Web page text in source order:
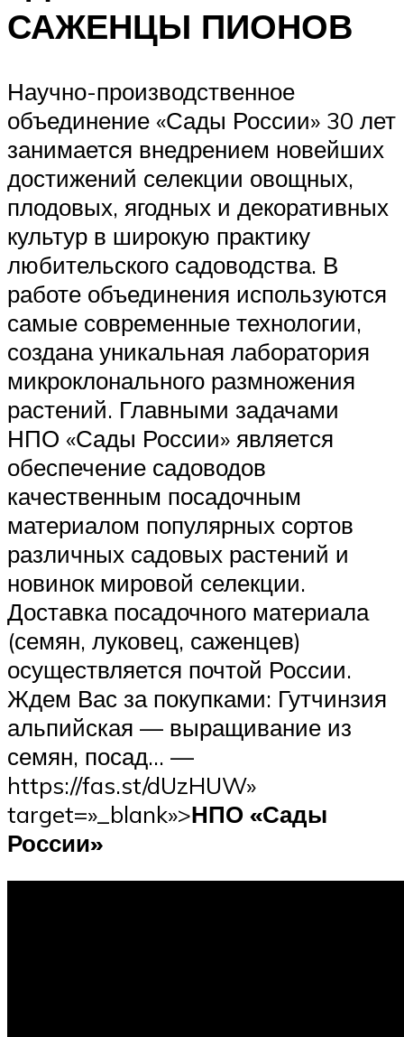
САЖЕНЦЫ ПИОНОВ
Научно-производственное
объединение «Сады России» 30 лет
занимается внедрением новейших
достижений селекции овощных,
плодовых, ягодных и декоративных
культур в широкую практику
любительского садоводства. В
работе объединения используются
самые современные технологии,
создана уникальная лаборатория
микроклонального размножения
растений. Главными задачами
НПО «Сады России» является
обеспечение садоводов
качественным посадочным
материалом популярных сортов
различных садовых растений и
новинок мировой селекции.
Доставка посадочного материала
(семян, луковец, саженцев)
осуществляется почтой России.
Ждем Вас за покупками: Гутчинзия
альпийская — выращивание из
семян, посад… —
https://fas.st/dUzHUW»
target=»_blank»>НПО «Сады
России»